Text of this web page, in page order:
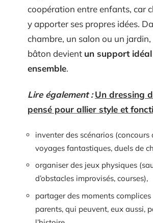
coopération entre enfants, car
y apporter ses propres idées.
chambre, un salon ou un jardin,
bâton devient un support
ensemble.
Lire également : Un dressing
pensé pour allier style et
inventer des scénarios (concours
voyages fantastiques, duels de
organiser des jeux physiques
d’obstacles improvisés, courses),
partager des moments complices
parents, qui peuvent, eux aussi,